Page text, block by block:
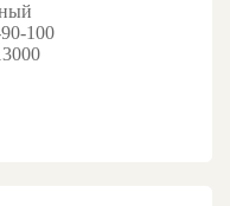
100